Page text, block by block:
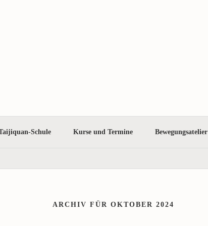
Schule Kurse und Termine Bewegungsatelier
ARCHIV FÜR OKTOBER 2024